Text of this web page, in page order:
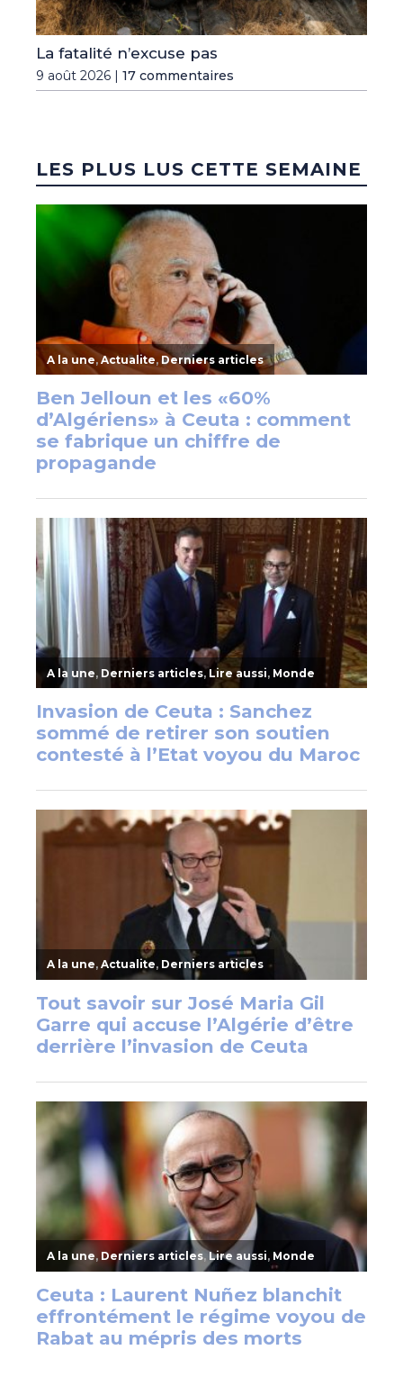
La fatalité n’excuse pas
9 août 2026 | 17 commentaires
LES PLUS LUS CETTE SEMAINE